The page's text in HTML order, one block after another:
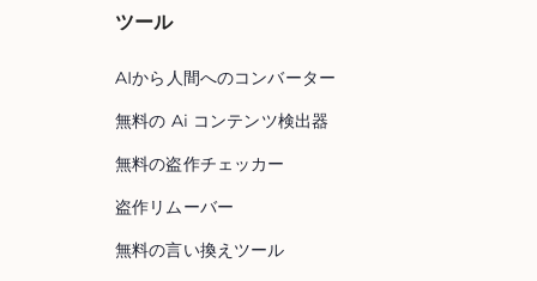
ツール
AIから人間へのコンバーター
無料の Ai コンテンツ検出器
無料の盗作チェッカー
盗作リムーバー
無料の言い換えツール